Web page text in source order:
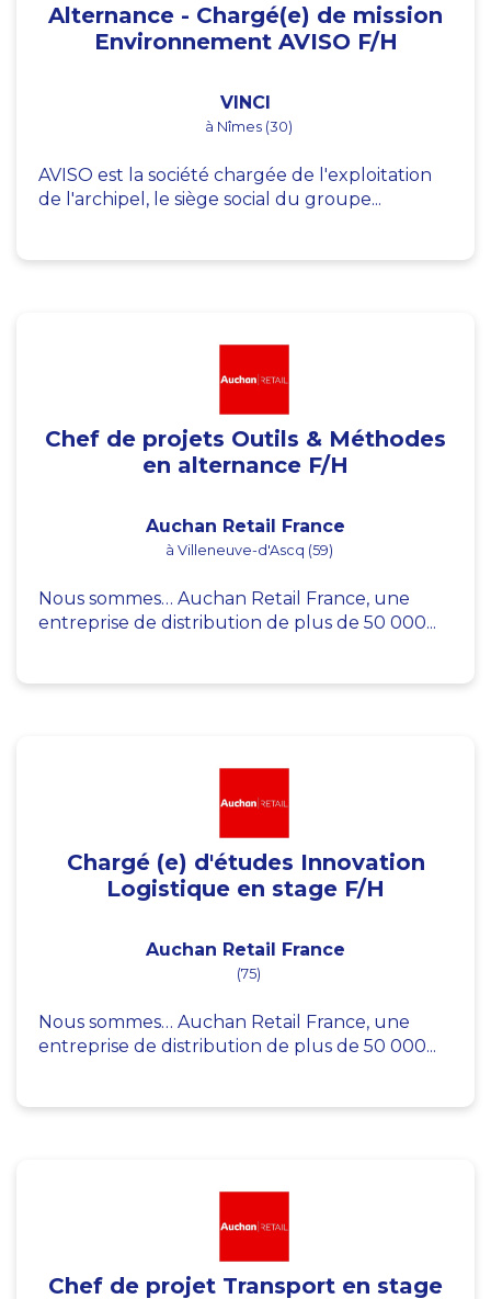
Alternance - Chargé(e) de mission
Environnement AVISO F/H
VINCI
à Nîmes (30)
AVISO est la société chargée de l'exploitation
de l'archipel, le siège social du groupe...
Chef de projets Outils & Méthodes
en alternance F/H
Auchan Retail France
à Villeneuve-d'Ascq (59)
Nous sommes… Auchan Retail France, une
entreprise de distribution de plus de 50 000...
Chargé (e) d'études Innovation
Logistique en stage F/H
Auchan Retail France
(75)
Nous sommes… Auchan Retail France, une
entreprise de distribution de plus de 50 000...
Chef de projet Transport en stage